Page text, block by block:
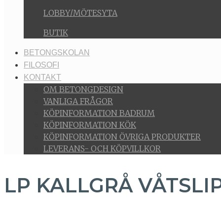
LOBBY/MÖTESYTA
BUTIK
BETONGSKOLAN
FILOSOFI
KONTAKT
OM BETONGDESIGN
VANLIGA FRÅGOR
KÖPINFORMATION BADRUM
KÖPINFORMATION KÖK
KÖPINFORMATION ÖVRIGA PRODUKTER
LEVERANS- OCH KÖPVILLKOR
LP KALLGRÅ